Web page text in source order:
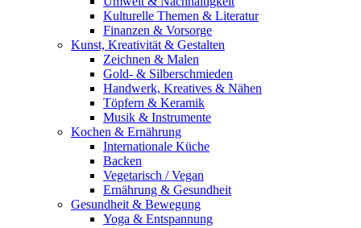
Kulturelle Themen & Literatur
Finanzen & Vorsorge
Kunst, Kreativität & Gestalten
Zeichnen & Malen
Gold- & Silberschmieden
Handwerk, Kreatives & Nähen
Töpfern & Keramik
Musik & Instrumente
Kochen & Ernährung
Internationale Küche
Backen
Vegetarisch / Vegan
Ernährung & Gesundheit
Gesundheit & Bewegung
Yoga & Entspannung